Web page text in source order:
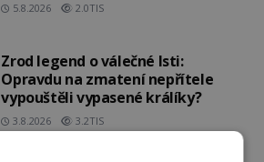
5.8.2026 2.0TIS
Zrod legend o válečné lsti:
Opravdu na zmatení nepřítele
vypouštěli vypasené králíky?
3.8.2026 3.2TIS